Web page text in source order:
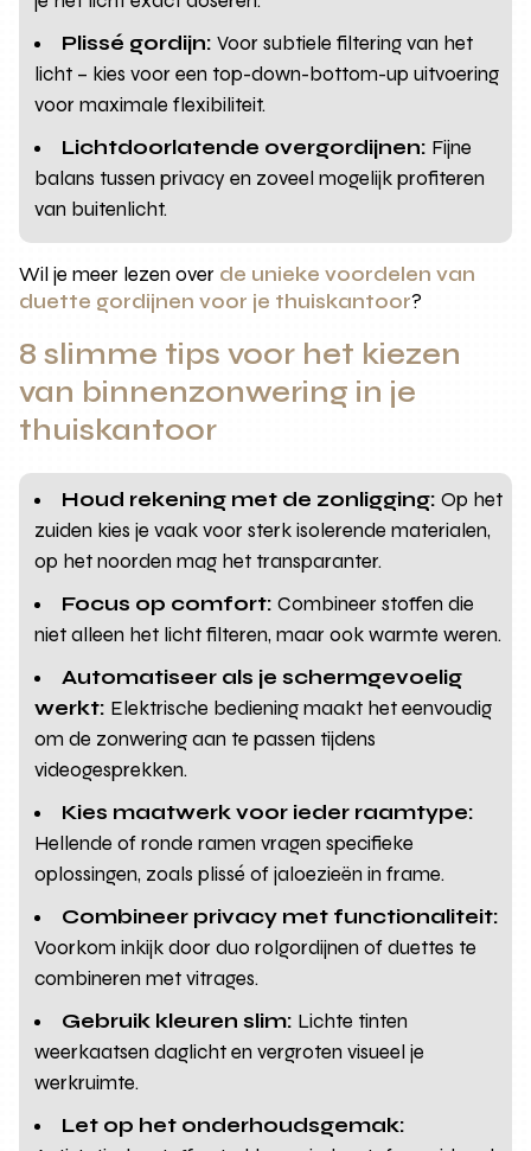
Plissé gordijn: Voor subtiele filtering van het
licht – kies voor een top-down-bottom-up uitvoering
voor maximale flexibiliteit.
Lichtdoorlatende overgordijnen: Fijne
balans tussen privacy en zoveel mogelijk profiteren
van buitenlicht.
Wil je meer lezen over de unieke voordelen van
duette gordijnen voor je thuiskantoor?
8 slimme tips voor het kiezen
van binnenzonwering in je
thuiskantoor
Houd rekening met de zonligging: Op het
zuiden kies je vaak voor sterk isolerende materialen,
op het noorden mag het transparanter.
Focus op comfort: Combineer stoffen die
niet alleen het licht filteren, maar ook warmte weren.
Automatiseer als je schermgevoelig
werkt: Elektrische bediening maakt het eenvoudig
om de zonwering aan te passen tijdens
videogesprekken.
Kies maatwerk voor ieder raamtype:
Hellende of ronde ramen vragen specifieke
oplossingen, zoals plissé of jaloezieën in frame.
Combineer privacy met functionaliteit:
Voorkom inkijk door duo rolgordijnen of duettes te
combineren met vitrages.
Gebruik kleuren slim: Lichte tinten
weerkaatsen daglicht en vergroten visueel je
werkruimte.
Let op het onderhoudsgemak: